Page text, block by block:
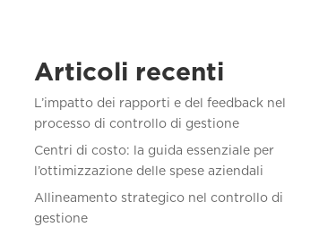
Articoli recenti
L’impatto dei rapporti e del feedback nel
processo di controllo di gestione
Centri di costo: la guida essenziale per
l’ottimizzazione delle spese aziendali
Allineamento strategico nel controllo di
gestione